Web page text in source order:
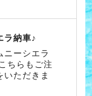
ラ納車♪
ニーシエラ
ちらもご注
いただきま